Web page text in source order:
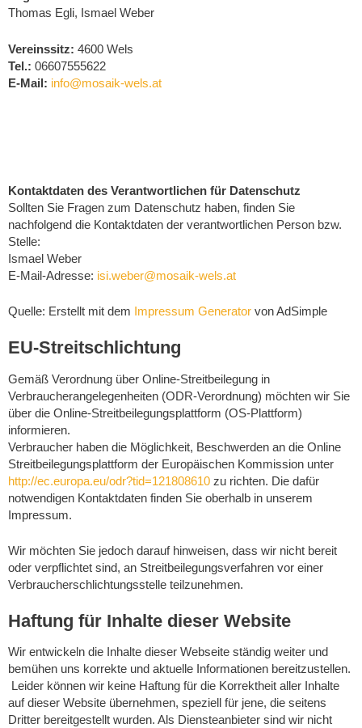
Thomas Egli, Ismael Weber
Vereinssitz: 4600 Wels
Tel.: 06607555622
E-Mail: info@mosaik-wels.at
Kontaktdaten des Verantwortlichen für Datenschutz
Sollten Sie Fragen zum Datenschutz haben, finden Sie
nachfolgend die Kontaktdaten der verantwortlichen Person bzw.
Stelle:
Ismael Weber
E-Mail-Adresse: isi.weber@mosaik-wels.at
Quelle: Erstellt mit dem Impressum Generator von AdSimple
EU-Streitschlichtung
Gemäß Verordnung über Online-Streitbeilegung in
Verbraucherangelegenheiten (ODR-Verordnung) möchten wir Sie
über die Online-Streitbeilegungsplattform (OS-Plattform)
informieren.
Verbraucher haben die Möglichkeit, Beschwerden an die Online
Streitbeilegungsplattform der Europäischen Kommission unter
http://ec.europa.eu/odr?tid=121808610 zu richten. Die dafür
notwendigen Kontaktdaten finden Sie oberhalb in unserem
Impressum.
Wir möchten Sie jedoch darauf hinweisen, dass wir nicht bereit
oder verpflichtet sind, an Streitbeilegungsverfahren vor einer
Verbraucherschlichtungsstelle teilzunehmen.
Haftung für Inhalte dieser Website
Wir entwickeln die Inhalte dieser Webseite ständig weiter und
bemühen uns korrekte und aktuelle Informationen bereitzustellen.
Leider können wir keine Haftung für die Korrektheit aller Inhalte
auf dieser Website übernehmen, speziell für jene, die seitens
Dritter bereitgestellt wurden. Als Diensteanbieter sind wir nicht